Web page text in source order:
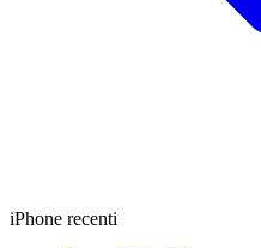
iPhone recenti